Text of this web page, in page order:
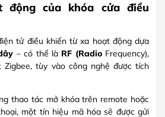
động của khóa cửa điều
tử điều khiển từ xa hoạt động dựa
– có thể là RF (Radio Frequency),
Zigbee, tùy vào công nghệ được tích
thao tác mở khóa trên remote hoặc
một tín hiệu mã hóa sẽ được gửi